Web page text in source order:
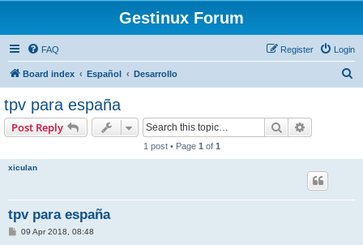
Gestinux Forum
FAQ Login
Register
Board index Español Desarrollo
tpv para españa
Post Reply Search
1 post • Page 1 of 1
xiculan
tpv para españa
P09 Apr 2018, 08:48